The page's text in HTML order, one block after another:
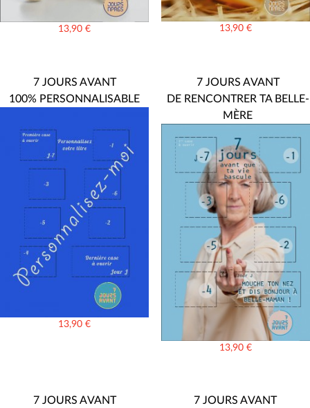
13,90€ 13,90 €
7 JOURS AVANT
100% PERSONNALISABLE
13,90€
7 JOURS AVANT
DE RENCONTRER TA BELLE-
MÈRE
13,90 €
7 JOURS AVANT
7 JOURS AVANT